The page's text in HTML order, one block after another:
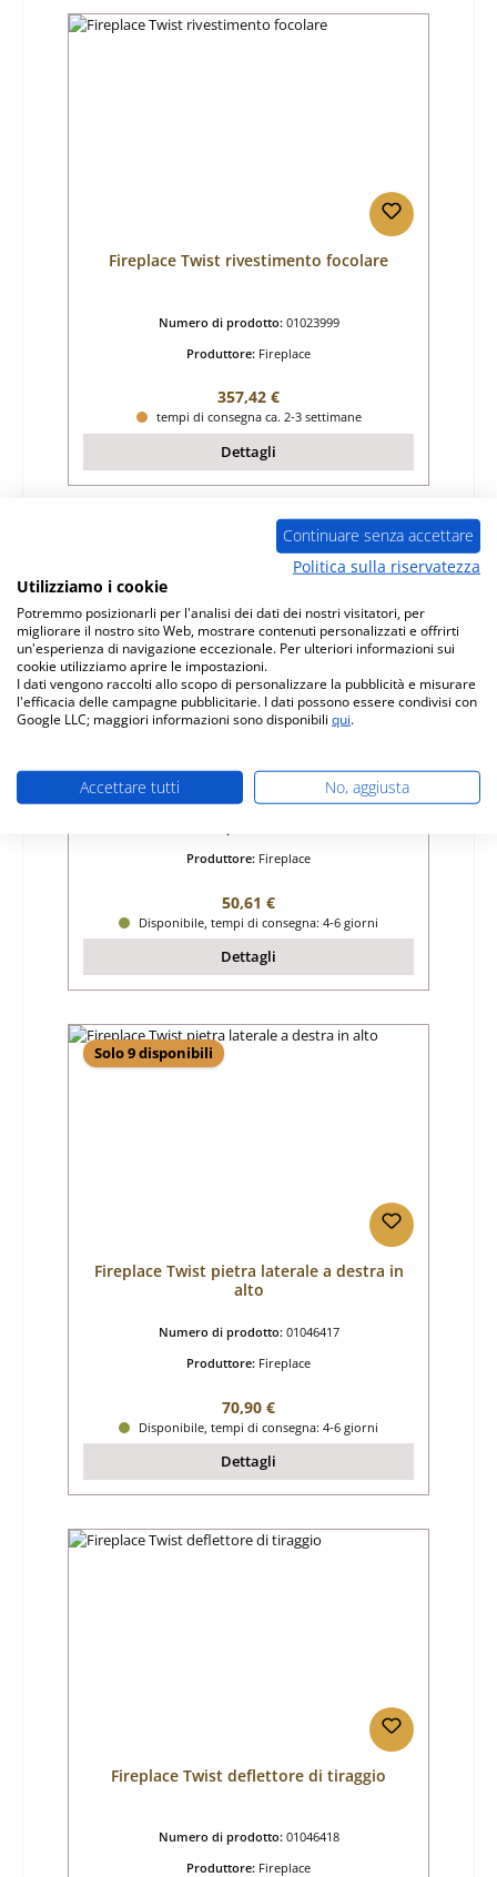
Fireplace Twist rivestimento focolare
Numero di prodotto: 01023999
Produttore: Fireplace
Prezzo normale:
357,42 €
tempi di consegna ca. 2-3 settimane
Dettagli
Fireplace Twist supporto per vetro set
Produttore: Fireplace
Prezzo normale:
50,61 €
Disponibile, tempi di consegna: 4-6 giorni
Dettagli
Solo 9 disponibili
Fireplace Twist pietra laterale a destra in
alto
Numero di prodotto: 01046417
Produttore: Fireplace
Prezzo normale:
70,90 €
Disponibile, tempi di consegna: 4-6 giorni
Dettagli
Fireplace Twist deflettore di tiraggio
Numero di prodotto: 01046418
Produttore: Fireplace
Continuare senza accettare
Politica sulla riservatezza
Utilizziamo i cookie
Potremmo posizionarli per l'analisi dei dati dei nostri visitatori, per
migliorare il nostro sito Web, mostrare contenuti personalizzati e offrirti
un'esperienza di navigazione eccezionale. Per ulteriori informazioni sui
cookie utilizziamo aprire le impostazioni.
I dati vengono raccolti allo scopo di personalizzare la pubblicità e misurare
l'efficacia delle campagne pubblicitarie. I dati possono essere condivisi con
Google LLC; maggiori informazioni sono disponibili qui.
Accettare tutti No, aggiusta